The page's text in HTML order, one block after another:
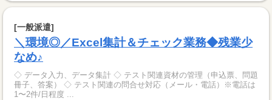
[一般派遣]
＼環境◎／Excel集計＆チェック業務◆残業少
なめ♪
◇ データ入力、データ集計 ◇ テスト関連資材の管理（申込票、問題
冊子、答案） ◇ テスト関連の問合せ対応（メール・電話）※電話は
1〜2件/日程度 ...